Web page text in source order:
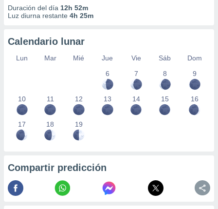
Duración del día 12h 52m
Luz diurna restante 4h 25m
Calendario lunar
Lun Mar Mié Jue Vie Sáb
Dom
6
7 8 9
10 11 12 13 14 15 16
17 18 19
Compartir predicción